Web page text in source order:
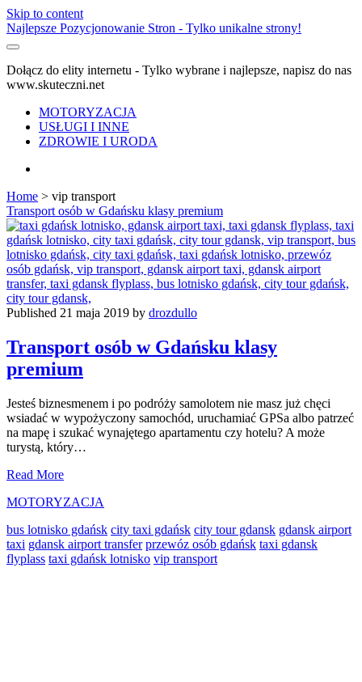
Skip to content
Najlepsze Pozycjonowanie Stron - Tylko unikalne strony!
Dołącz do elity internetu - Tylko wybrane i najlepsze, napisz do nas
www.skuteczni.net
MOTORYZACJA
USŁUGI I INNE
ZDROWIE I URODA
Home > vip transport
Tag:
<span>vip
transport</span>
Transport osób w Gdańsku klasy premium
Published 21 maja 2019 by drozdullo
Transport osób w Gdańsku klasy
premium
Jesteś biznesmenem i po podróży samolotem nie masz już chęci
wsiadać w wypożyczony samochód, uruchamiać GPSa albo patrzeć
na mapę i szukać wynajętego apartamentu czy hotelu? A może
turystą, który…
Read MoreTransport
w
klasy
premium
MOTORYZACJA
bus lotnisko gdańsk city taxi gdańsk city tour gdansk gdansk airport
taxi gdansk airport transfer przewóz osób gdańsk taxi gdansk
flyplass taxi gdańsk lotnisko vip transport